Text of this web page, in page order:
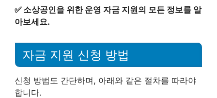
✅ 소상공인을 위한 운영 자금 지원의 모든 정보를 알
아보세요.
자금 지원 신청 방법
신청 방법도 간단하며, 아래와 같은 절차를 따라야
합니다.